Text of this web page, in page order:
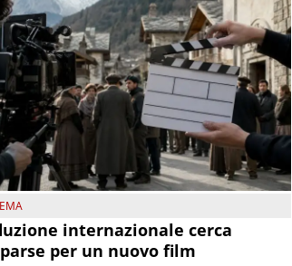
internazionale cerca
per un nuovo film